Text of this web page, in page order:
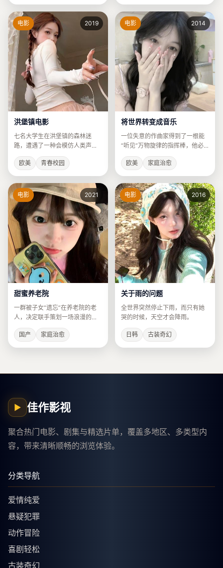
电影 2019
洪堡镇电影
七名大学生在洪堡镇的森林迷
路，遭遇了一种会模仿人类声音
的未知生物。
欧美
青春校园
电影 2014
将世界转变成音乐
一位失意的作曲家得到了一根能
“听见”万物旋律的指挥棒，他必
须写出一首让地球停止自转的交
响乐。
欧美 家庭治愈
电影 2021
甜蜜养老院
一群被子女“遗忘”在养老院的老
人，决定联手策划一场浪漫的集
体婚礼。
国产
家庭治愈
电影 2016
关于雨的问题
全世界突然停止下雨，而只有她
哭的时候，天空才会降雨。
日韩 古装奇幻
▶ 佳作影视
聚合热门电影、剧集与精选片单，覆盖多地区、多类型内
容，带来清晰顺畅的浏览体验。
分类导航
爱情纯爱
悬疑犯罪
动作冒险
喜剧轻松
古装奇幻